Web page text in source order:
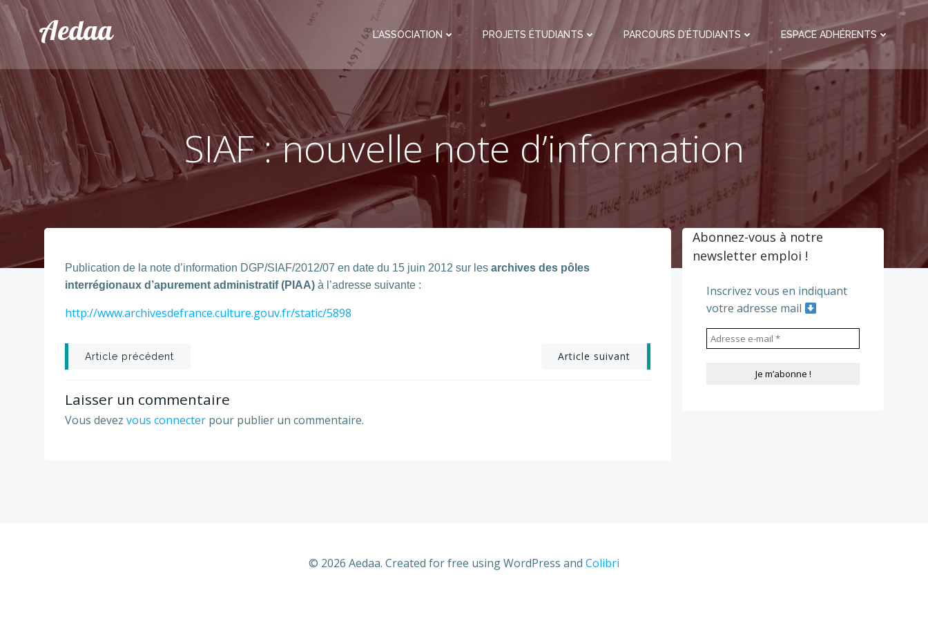
Aller
au
contenuAedaa L’ASSOCIATION PROJETS ÉTUDIANTS PARCOURS D’ÉTUDIANTS ESPACE ADHÉRENTS
SIAF : nouvelle note d’information
Publication de la note d’information DGP/SIAF/2012/07 en date du 15 juin 2012 sur les archives des pôles
interrégionaux d’apurement administratif(PIAA) à l’adresse suivante :
http://www.archivesdefrance.culture.gouv.fr/static/5898
Post
navigation
Article précédent Article suivant
Laisser un commentaire
Vous devez vous connecter pour publier un commentaire.
Abonnez-vous à notre
newsletter emploi !
Inscrivez vous en indiquant
votre adresse mail
© 2026 Aedaa. Created for free using WordPress and Colibri